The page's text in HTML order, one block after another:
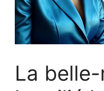
La